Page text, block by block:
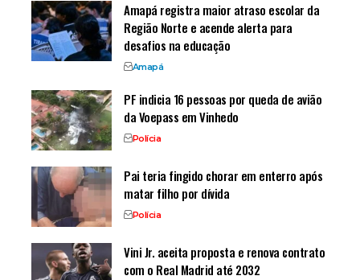
Amapá registra maior atraso escolar da
Região Norte e acende alerta para
desafios na educação
Amapá
PF indicia 16 pessoas por queda de avião
da Voepass em Vinhedo
Polícia
Pai teria fingido chorar em enterro após
matar filho por dívida
Polícia
Vini Jr. aceita proposta e renova contrato
com o Real Madrid até 2032